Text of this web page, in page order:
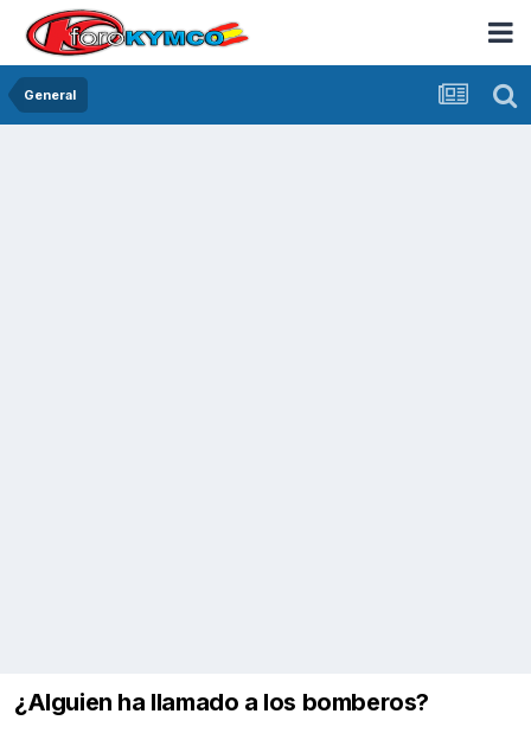
General
¿Alguien ha llamado a los bomberos?